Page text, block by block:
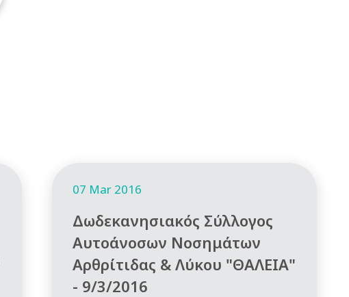
07 Mar 2016
Δωδεκανησιακός Σύλλογος
Αυτοάνοσων Νοσημάτων
Αρθρίτιδας & Λύκου "ΘΑΛΕΙΑ"
- 9/3/2016